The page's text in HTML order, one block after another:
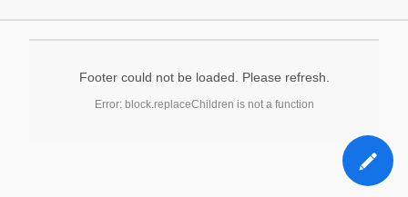
Footer could not be loaded. Please refresh.
Error: block.replaceChildren is not a function